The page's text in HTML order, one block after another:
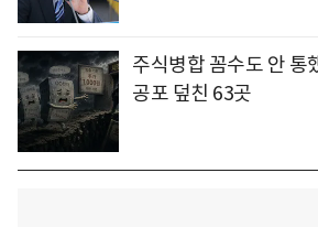
주식병합 꼼수도 안 통
공포 덮친 63곳